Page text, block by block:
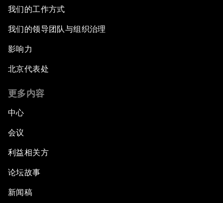
我们的工作方式
我们的领导团队与组织治理
影响力
北京代表处
更多内容
中心
会议
利益相关方
论坛故事
新闻稿